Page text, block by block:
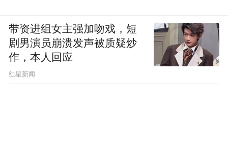
带资进组女主强加吻戏，短
剧男演员崩溃发声被质疑炒
作，本人回应
​红星新闻